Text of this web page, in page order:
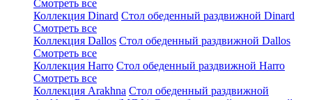
Смотреть все
Коллекция Dinard Стол обеденный раздвижной Dinard
Смотреть все
Коллекция Dallos Стол обеденный раздвижной Dallos
Смотреть все
Коллекция Harro Стол обеденный раздвижной Harro
Смотреть все
Коллекция Arakhna Стол обеденный раздвижной